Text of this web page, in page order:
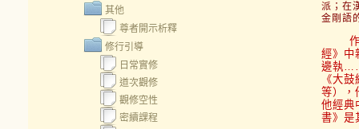
其他
尊者開示析釋
修行引導
日常實修
道次觀修
觀修空性
密續課程
派；在
金剛語
經》中
邊執
《大
等），
他經典
書》是